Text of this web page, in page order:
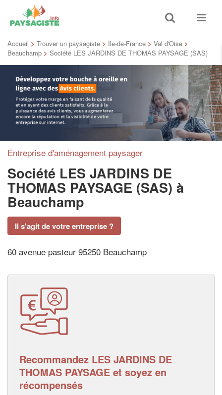
Toggle
search
Toggle
Accueil > Trouver un paysagiste > Ile-de-France > Val d'Oise >
Beauchamp > Société LES JARDINS DE THOMAS PAYSAGE (SAS)
Entreprise d'aménagement paysager
Société LES JARDINS DE
THOMAS PAYSAGE (SAS) à
Beauchamp
Il s'agit de votre entreprise ?
60 avenue pasteur 95250 Beauchamp
Recommandez LES JARDINS DE
THOMAS PAYSAGE et soyez en
récompensés